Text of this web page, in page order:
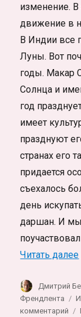
изменение. В
движение в
В Индии все
Луны. Вот
годы. Макар
Солнца и
год
имеет
празднуют
странах его
придается
съехалось
день
даршан. И мы
Читать далее
Автор
Дмитрий
Френдлента
комментарий